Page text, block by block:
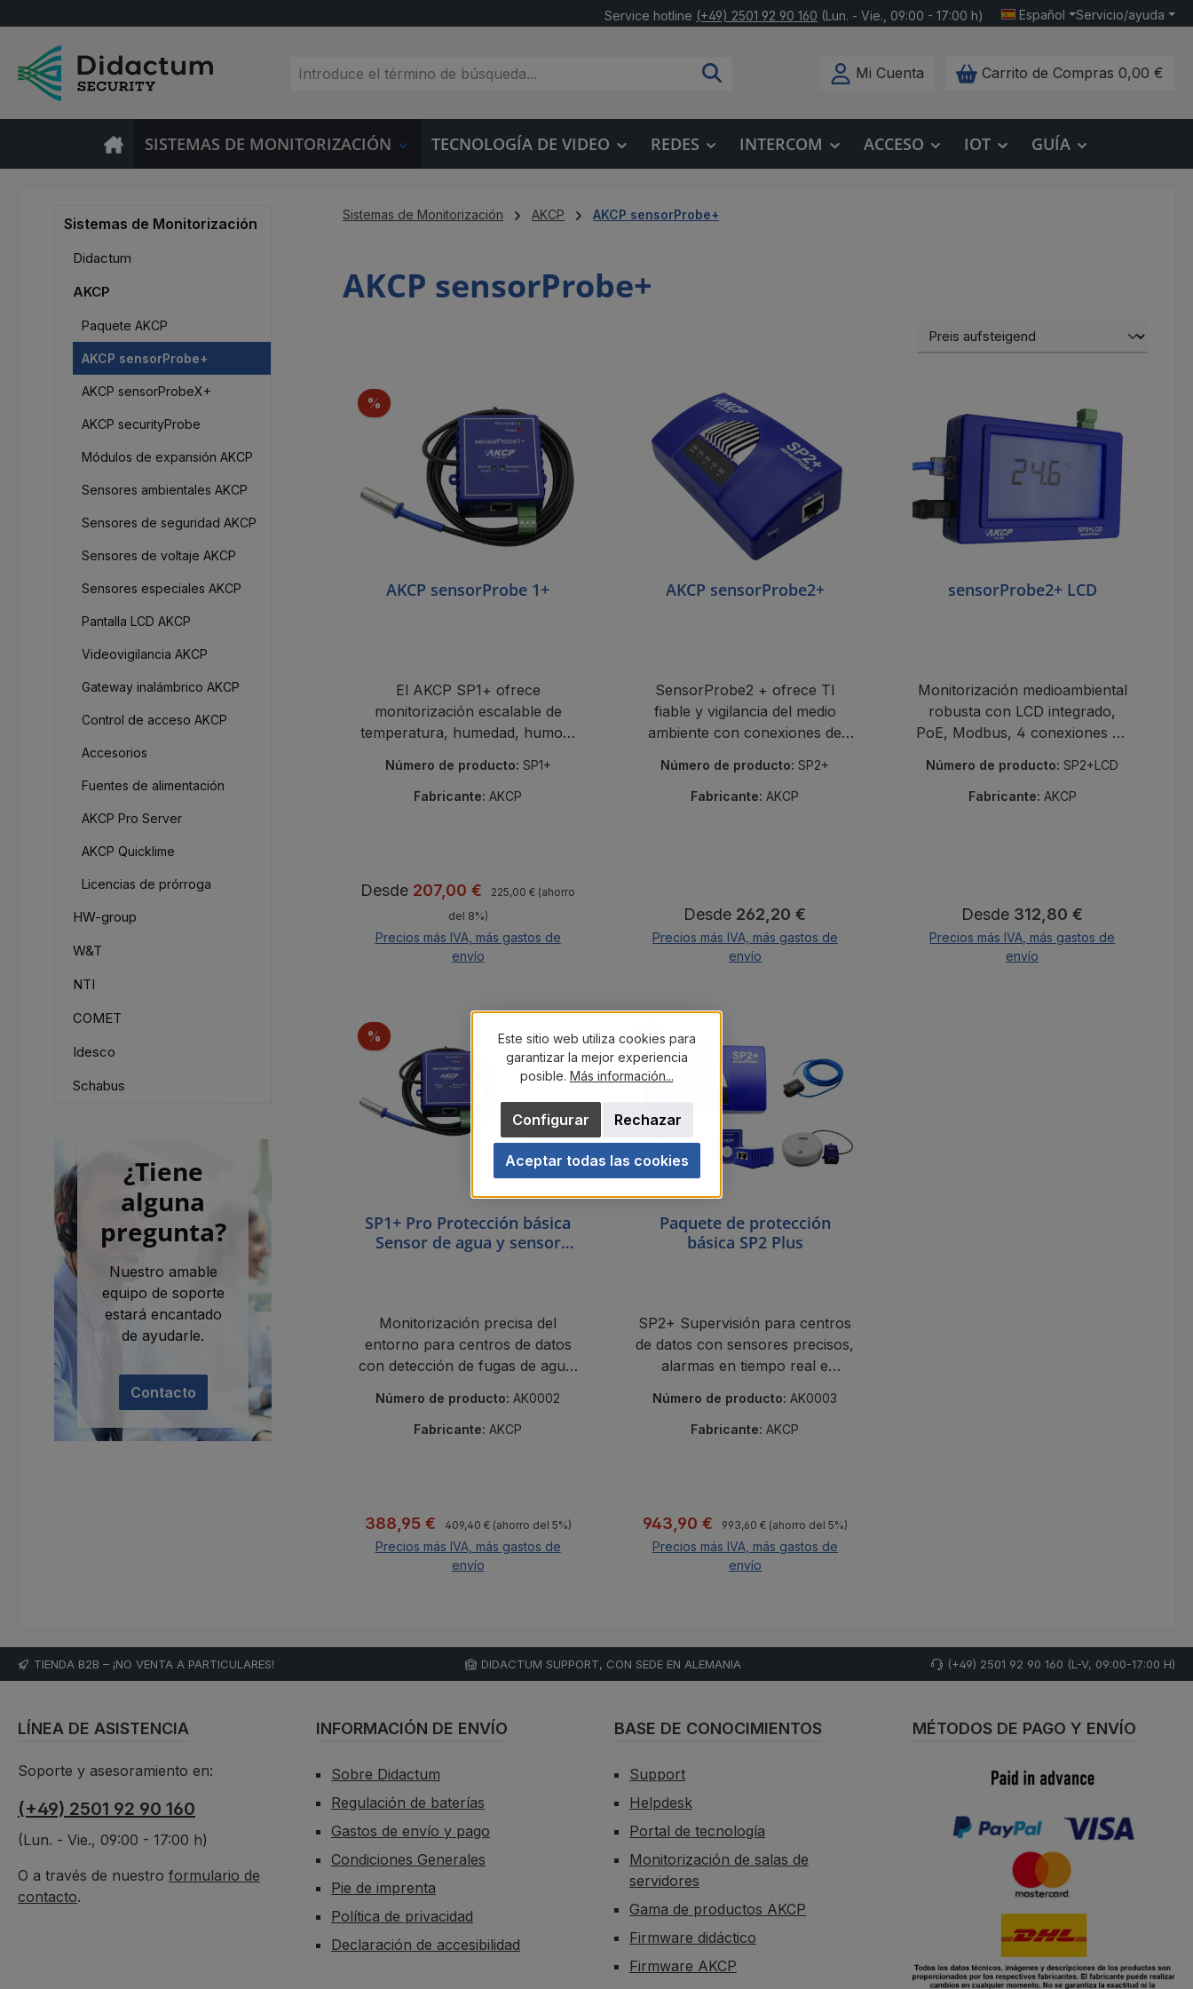
Service hotline (+49) 2501 92 90 160 (Lun. - Vie., 09:00 - 17:00 h) Español Servicio/ayuda
Mi Cuenta Carrito de Compras 0,00 €
SISTEMAS DE MONITORIZACIÓN TECNOLOGÍA DE VIDEO REDES INTERCOM ACCESO IOT GUÍA
Sistemas de Monitorización
Didactum
AKCP
Paquete AKCP
AKCP sensorProbe+
AKCP sensorProbeX+
AKCP securityProbe
Módulos de expansión AKCP
Sensores ambientales AKCP
Sensores de seguridad AKCP
Sensores de voltaje AKCP
Sensores especiales AKCP
Pantalla LCD AKCP
Videovigilancia AKCP
Gateway inalámbrico AKCP
Control de acceso AKCP
Accesorios
Fuentes de alimentación
AKCP Pro Server
AKCP Quicklime
Licencias de prórroga
HW-group
W&T
NTI
COMET
Idesco
Schabus
¿Tiene
alguna
pregunta?
Nuestro amable
equipo de soporte
estará encantado
de ayudarle.
Contacto
Sistemas de Monitorización AKCP AKCP sensorProbe+
AKCP sensorProbe+
% Descuento
AKCP sensorProbe 1+
El AKCP SP1+ ofrece
monitorización escalable de
temperatura, humedad, humo y
Número de producto: SP1+
Fabricante:AKCP
Precio de venta:
Desde 207,00 € Precio normal:
225,00 € (ahorro
del 8%)
Precios más IVA, más gastos de
envío
AKCP sensorProbe2+
SensorProbe2 + ofrece TI
fiable y vigilancia del medio
ambiente con conexiones de
profesionales opcionales.
Número de producto:SP2+
Fabricante:AKCP
Precio normal:
Desde 262,20 €
Precios más IVA, más gastos de
envío
sensorProbe2+ LCD
Monitorización medioambiental
robusta con LCD integrado,
PoE, Modbus, 4 conexiones de
flexible.
Número de producto:SP2+LCD
Fabricante: AKCP
Precio normal:
Desde 312,80 €
Precios más IVA, más gastos de
envío
% Descuento
SP1+ Pro Protección básica
Sensor de agua y sensor
Monitorización precisa del
entorno para centros de datos
con detección de fugas de agua,
en tiempo real e integración
flexible en la red.
Número de producto:AK0002
Fabricante:AKCP
Precio de venta:
388,95 € Precio normal:
409,40 € (ahorro del 5%)
Precios más IVA, más gastos de
envío
%Descuento
Paquete de protección
básica SP2 Plus
SP2+ Supervisión para centros
de datos con sensores precisos,
alarmas en tiempo real e
Número de producto:AK0003
Fabricante:AKCP
Precio de venta:
943,90 € Precio normal:
993,60 € (ahorro del 5%)
Precios más IVA, más gastos de
envío
TIENDA B2B – ¡NO VENTA A PARTICULARES! DIDACTUM SUPPORT, CON SEDE EN ALEMANIA (+49) 2501 92 90 160 (L-V, 09:00-17:00 H)
LÍNEA DE ASISTENCIA
Soporte y asesoramiento en:
(+49) 2501 92 90 160
(Lun. - Vie., 09:00 - 17:00 h)
O a través de nuestro formulario de
contacto.
INFORMACIÓN DE ENVÍO
Sobre Didactum
Regulación de baterías
Gastos de envío y pago
Condiciones Generales
Pie de imprenta
Política de privacidad
Declaración de accesibilidad
BASE DE CONOCIMIENTOS
Support
Helpdesk
Portal de tecnología
Monitorización de salas de
servidores
Gama de productos AKCP
Firmware didáctico
Firmware AKCP
MÉTODOS DE PAGO Y ENVÍO
Este sitio web utiliza cookies para
garantizar la mejor experiencia
posible. Más información...
Rechazar
Configurar
Aceptar todas las cookies